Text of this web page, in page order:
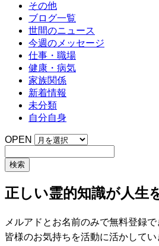
その他
ブログ一覧
世間のニュース
今週のメッセージ
仕事・職場
健康・病気
家族関係
新着情報
未分類
自分自身
OPEN
正しい霊的知識が人生
メルアドとお名前のみで無料登録で
皆様のお気持ちを活動に活かしてい